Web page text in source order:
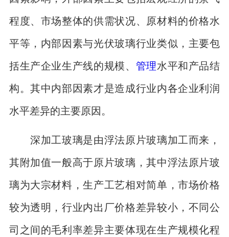
程度、市场整体的供需状况、原材料的价格水
平等，内部因素与光伏玻璃行业类似，主要包
括生产企业生产线的规模、 管理 水平和产品结
构。其中内部因素才是造成行业内各企业利润
水平差异的主要原因。
深加工玻璃是由浮法原片玻璃加工而来，
其附加值一般高于原片玻璃，其中浮法原片玻
璃为大宗材料，生产工艺相对简单，市场价格
较为透明，行业内出厂价格差异较小，不同公
司之间的毛利率差异主要体现在生产规模化程